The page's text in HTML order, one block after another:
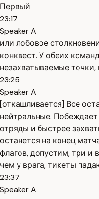
Первый
23:17
Speaker A
или лобовое
конквест. У обеих
незахватываемые точки,
23:25
Speaker A
[откашливается] Все
нейтральные.
отряды и быстрее
останется на конец
флагов, допустим, три и
чем у врага, тикеты
23:37
Speaker A